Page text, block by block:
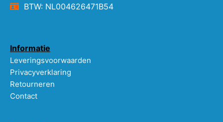
BTW: NL004626471B54
Informatie
Leveringsvoorwaarden
Privacyverklaring
Retourneren
Contact